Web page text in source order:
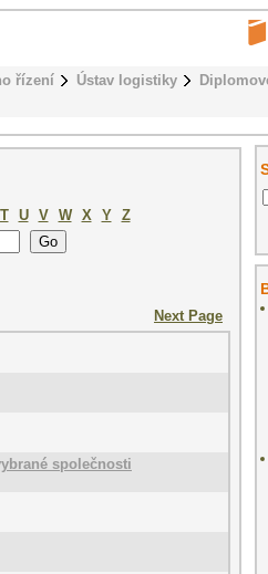
řízení Ústav logistiky
T U V W X Y
Z
Next Page
společnosti